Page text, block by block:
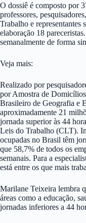
O dossiê é composto por
professores,
Trabalho e representantes
elaboração 18
semanalmente de forma
Veja mais:
Realizado por
por Amostra de
Brasileiro de Geografia e
aproximadamente 21
jornada superior às 44
Leis do Trabalho (CLT).
ocupadas no Brasil têm
que 58,7% de todos os
semanais. Para a
está entre os que mais
Marilane Teixeira lembra
áreas como a educação,
jornadas inferiores a 44